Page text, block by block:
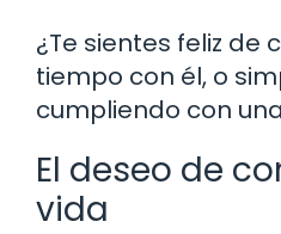
¿Te sientes feliz de
tiempo con él, o
cumpliendo con
El deseo de
vida